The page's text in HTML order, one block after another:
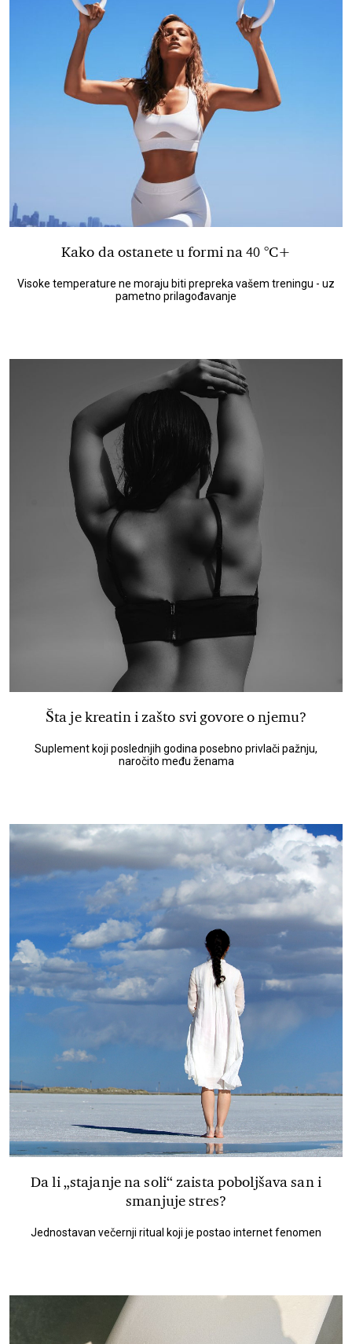
Kako da ostanete u formi na 40 °C+
Visoke temperature ne moraju biti prepreka vašem treningu - uz
pametno prilagođavanje
Šta je kreatin i zašto svi govore o njemu?
Suplement koji poslednjih godina posebno privlači pažnju,
naročito među ženama
Da li „stajanje na soli“ zaista poboljšava san i
smanjuje stres?
Jednostavan večernji ritual koji je postao internet fenomen